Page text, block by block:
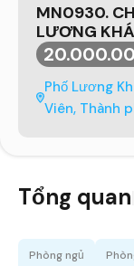
MN0930.
LƯƠNG
Phố Lương
Viên, Thành
Tổng quan
Phòng ngủ